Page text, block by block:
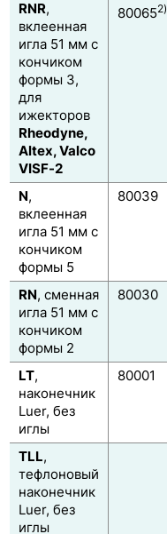
RNR,
вклеенная
игла 51 мм с
кончиком
формы 3,
для
ижекторов
Rheodyne,
Altex, Valco
VISF-2
800652)
N ,
вклеенная
игла 51 мм с
кончиком
формы 5
80039
RN , сменная
игла 51 мм с
кончиком
формы 2
80030
LT,
наконечник
Luer, без
иглы
80001
TLL,
тефлоновый
наконечник
Luer, без
иглы